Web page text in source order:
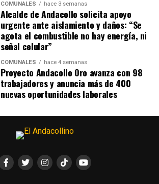
COMUNALES hace 3 semanas
Alcalde de Andacollo solicita apoyo
urgente ante aislamiento y daños: “Se
agota el combustible no hay energía, ni
señal celular”
COMUNALES hace 4 semanas
Proyecto Andacollo Oro avanza con 98
trabajadores y anuncia más de 400
nuevas oportunidades laborales